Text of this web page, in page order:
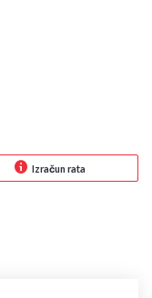
Izračun rata